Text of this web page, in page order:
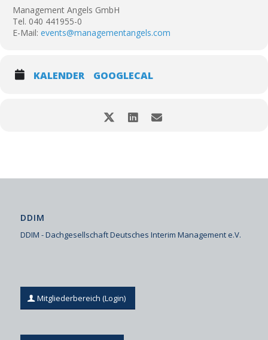
Management Angels GmbH
Tel. 040 441955-0
E-Mail: events@managementangels.com
KALENDER GOOGLECAL
DDIM
DDIM - Dachgesellschaft Deutsches Interim Management e.V.
Mitgliederbereich (Login)